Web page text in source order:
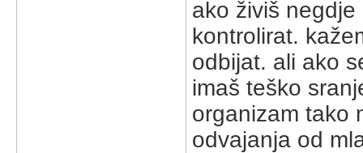
ako živiš
kontrolirat.
odbijat. ali ako
imaš teško
organizam tako
odvajanja od